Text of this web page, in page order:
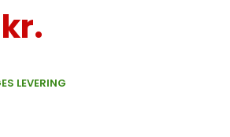
reparationsarbejder. Den grønne
at se arbejdsområdet under
kr.
LEVERING